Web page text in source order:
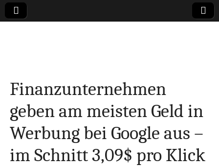
Finanzen,
Marketing-, Vertrieb-
& Investment-Tipps
Finanzunternehmen
geben am meisten Geld in
Werbung bei Google aus –
im Schnitt 3,09$ pro Klick